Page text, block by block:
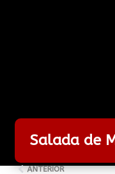
Salada de
ANTERIOR